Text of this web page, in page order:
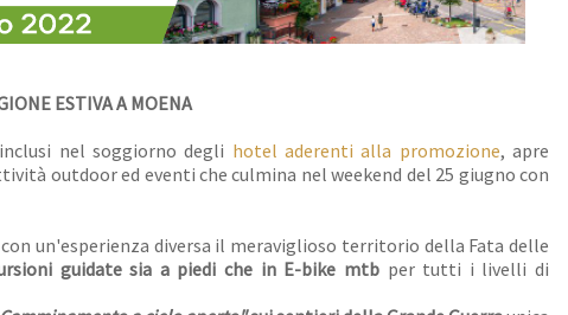
ESTIVA A MOENA
nel soggiorno degli hotel aderenti alla promozione, apre
outdoor ed eventi che culmina nel weekend del 25 giugno con
un'esperienza diversa il meraviglioso territorio della Fata delle
guidate sia a piedi che in E-bike mtbper tutti i livelli di